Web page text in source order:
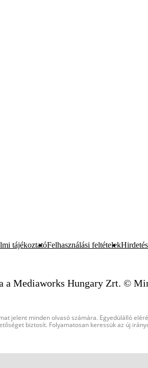
tájékoztatóFelhasználási feltételek
a Mediaworks Hungary Zrt. ©
jelent minden olvasó számára. Egyedülálló
biztosít. Folyamatosan keressük az új